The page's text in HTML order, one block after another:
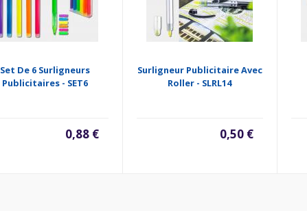
Set De 6 Surligneurs
Publicitaires - SET6
0,88 €
Surligneur Publicitaire Avec
Roller - SLRL14
0,50 €